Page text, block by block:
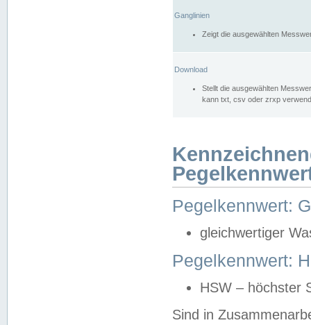
Ganglinien
Zeigt die ausgewählten
Download
Stellt die ausgewählten
kann txt, csv oder zrxp
Pegelkennwert:
gleichwertiger
Pegelkennwert:
HSW – höchster
Sind in